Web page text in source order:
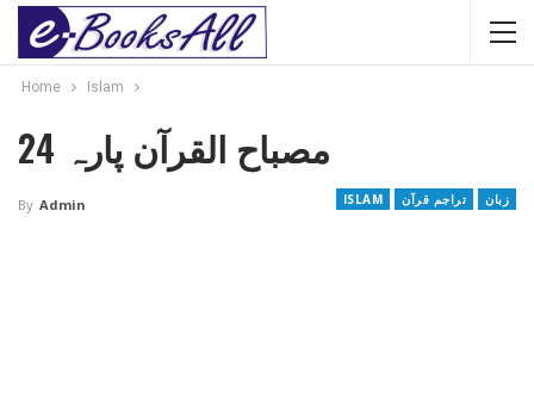
Home Islam
مصباح القرآن پارہ 24
ISLAM تراجم قرآن زبان By Admin